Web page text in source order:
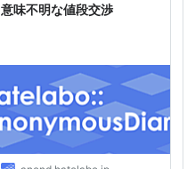
意味不明な値段交渉